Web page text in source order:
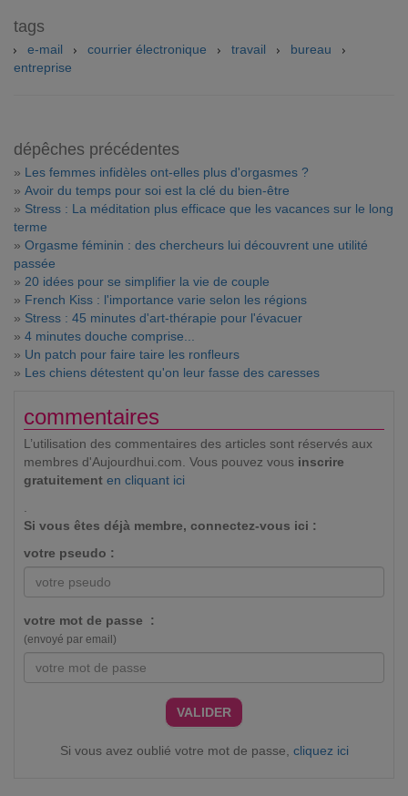
tags
e-mail courrier électronique travail
bureau
entreprise
dépêches précédentes
» Les femmes infidèles ont-elles plus d'orgasmes ?
» Avoir du temps pour soi est la clé du bien-être
» Stress : La méditation plus efficace que les vacances sur le long
terme
» Orgasme féminin : des chercheurs lui découvrent une utilité
passée
» 20 idées pour se simplifier la vie de couple
» French Kiss : l'importance varie selon les régions
» Stress : 45 minutes d'art-thérapie pour l'évacuer
» 4 minutes douche comprise...
» Un patch pour faire taire les ronfleurs
» Les chiens détestent qu'on leur fasse des caresses
commentaires
L’utilisation des commentaires des articles sont réservés aux
membres d'Aujourdhui.com. Vous pouvez vous inscrire
gratuitement en cliquant ici
.
Si vous êtes déjà membre, connectez-vous ici :
votre pseudo :
votre mot de passe :
(envoyé par email)
VALIDER
Si vous avez oublié votre mot de passe, cliquez ici